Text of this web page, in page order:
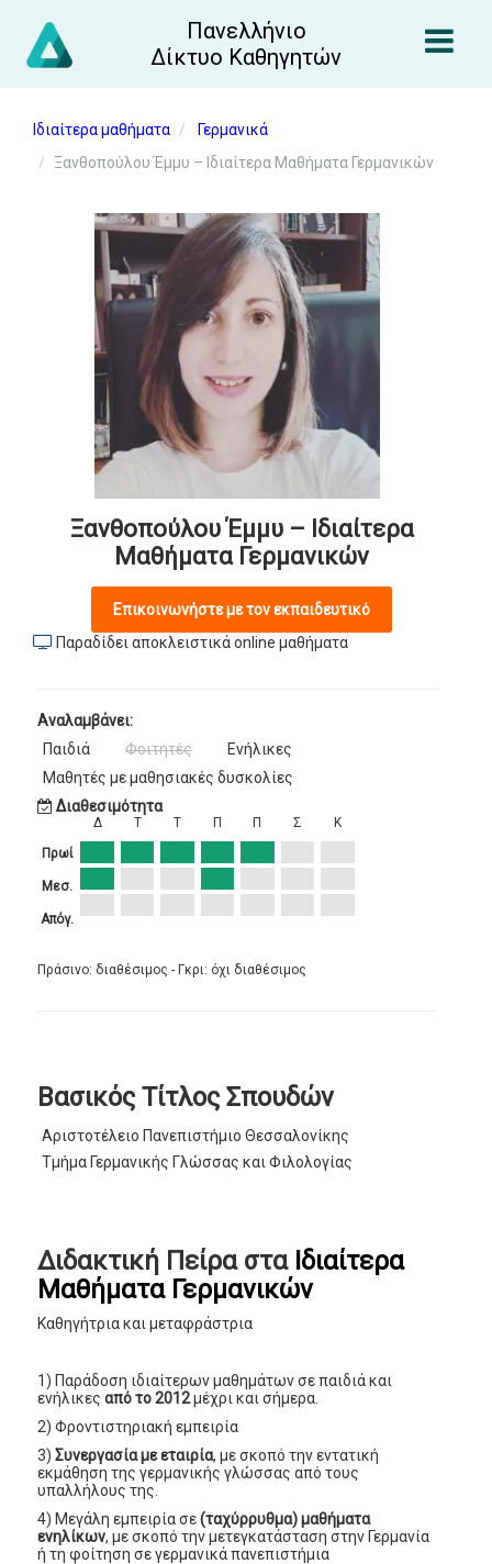
Πανελλήνιο
Δίκτυο Καθηγητών
Ιδιαίτερα μαθήματα
Γερμανικά
Ξανθοπούλου Έμμυ – Ιδιαίτερα Μαθήματα Γερμανικών
Ξανθοπούλου Έμμυ – Ιδιαίτερα
Μαθήματα Γερμανικών
Επικοινωνήστε με τον εκπαιδευτικό
Παραδίδει αποκλειστικά online μαθήματα
Αναλαμβάνει:
Παιδιά
Φοιτητές
Ενήλικες
Μαθητές με μαθησιακές δυσκολίες
Διαθεσιμότητα
Πρωί
Μεσ.
Απόγ.
Δ Τ Τ Π Π Σ Κ
Πράσινο: διαθέσιμος - Γκρι: όχι διαθέσιμος
Βασικός Τίτλος Σπουδών
Αριστοτέλειο Πανεπιστήμιο Θεσσαλονίκης
Τμήμα Γερμανικής Γλώσσας και Φιλολογίας
Διδακτική Πείρα στα Ιδιαίτερα
Μαθήματα Γερμανικών
Καθηγήτρια και μεταφράστρια
1) Παράδοση ιδιαίτερων μαθημάτων σε παιδιά και
ενήλικεςαπό το 2012μέχρι και σήμερα.
2) Φροντιστηριακή εμπειρία
3)Συνεργασία με εταιρία, με σκοπό την εντατική
εκμάθηση της γερμανικής γλώσσας από τους
υπαλλήλους της.
4) Μεγάλη εμπειρία σε(ταχύρρυθμα) μαθήματα
ενηλίκων, με σκοπό την μετεγκατάσταση στην Γερμανία
ή τη φοίτηση σε γερμανικά πανεπιστήμια